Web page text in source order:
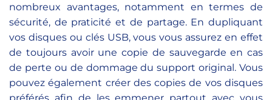
nombreux avantages, notamment en termes de
sécurité, de praticité et de partage. En dupliquant
vos disques ou clés USB, vous vous assurez en effet
de toujours avoir une copie de sauvegarde en cas
de perte ou de dommage du support original. Vous
pouvez également créer des copies de vos disques
préférés afin de les emmener partout avec vous